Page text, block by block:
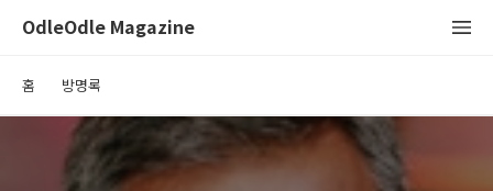
OdleOdle Magazine
홈 방명록